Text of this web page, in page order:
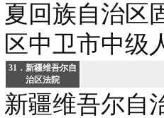
夏回族自治区
区中卫市中级
31．新疆维吾尔自
治区法院
新疆维吾尔自